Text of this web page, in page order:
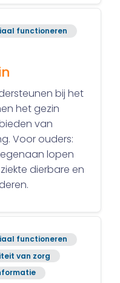
functioneren
bij het
het gezin
van
Voor ouders:
lopen
dierbare en
functioneren
van zorg